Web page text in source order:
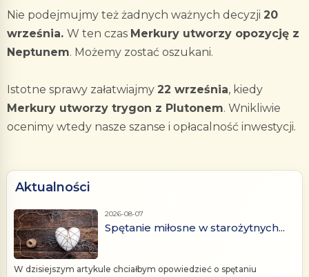
Nie podejmujmy też żadnych ważnych decyzji 20
września. W ten czas Merkury utworzy opozycję z
Neptunem. Możemy zostać oszukani.
Istotne sprawy załatwiajmy 22 września, kiedy
Merkury utworzy trygon z Plutonem. Wnikliwie
ocenimy wtedy nasze szanse i opłacalność inwestycji.
Aktualności
2026-08-07
Spętanie miłosne w starożytnych...
W dzisiejszym artykule chciałbym opowiedzieć o spętaniu